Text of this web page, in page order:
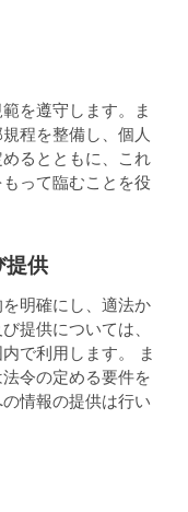
を遵守します。ま
程を整備し、個人
るとともに、これ
って臨むことを役
提供
明確にし、適法か
提供については、
で利用します。 ま
令の定める要件を
情報の提供は行い